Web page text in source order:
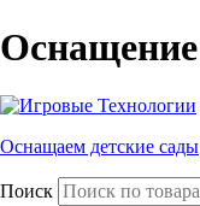
Оснащение
Оснащаем детские сады
Поиск